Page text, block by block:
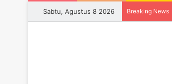
Sabtu, Agustus 8 2026 Breaking News